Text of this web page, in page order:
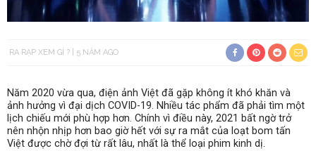
RA RẠP XEM GÌ ? 5 NĂM AGO
Năm 2020 vừa qua, điện ảnh Việt đã gặp không ít khó khăn và
ảnh hưởng vì đại dịch COVID-19. Nhiều tác phẩm đã phải tìm một
lịch chiếu mới phù hợp hơn. Chính vì điều này, 2021 bất ngờ trở
nên nhộn nhịp hơn bao giờ hết với sự ra mắt của loạt bom tấn
Việt được chờ đợi từ rất lâu, nhất là thể loại phim kinh dị.